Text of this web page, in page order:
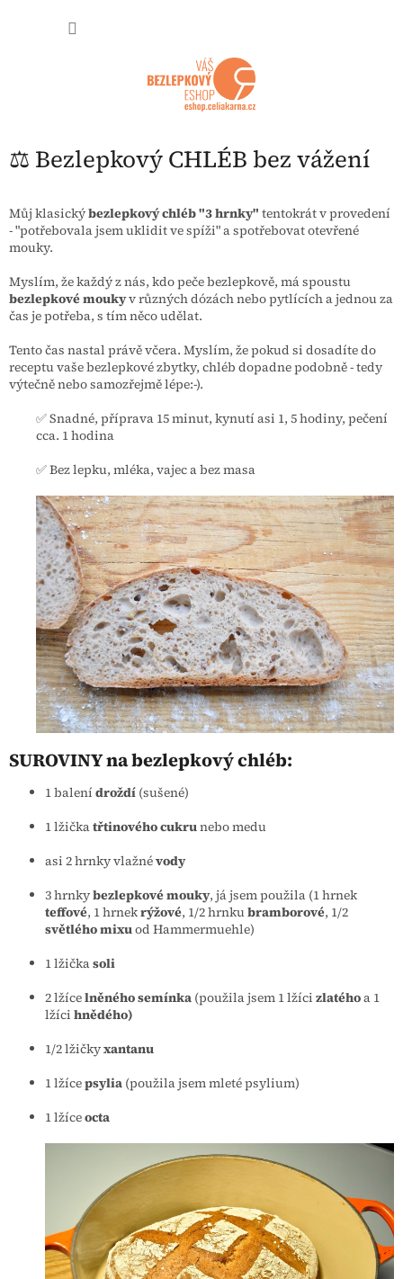
⚖️ Bezlepkový CHLÉB bez vážení
Můj klasickýbezlepkový chléb "3 hrnky" tentokrát v provedení
- "potřebovala jsem uklidit ve spíži" a spotřebovat otevřené
mouky.
Myslím, že každý z nás, kdo peče bezlepkově, má spoustu
bezlepkové moukyv různých dózách nebo pytlících a jednou za
čas je potřeba, s tím něco udělat.
Tento čas nastal právě včera. Myslím, že pokud si dosadíte do
receptu vaše bezlepkové zbytky, chléb dopadne podobně - tedy
výtečně nebo samozřejmě lépe:-).
✅ Snadné, příprava 15 minut, kynutí asi 1, 5 hodiny, pečení
cca. 1 hodina
✅ Bez lepku, mléka, vajec a bez masa
SUROVINY na bezlepkový chléb:
1 balení droždí (sušené)
1 lžičkatřtinového cukrunebo medu
asi 2 hrnky vlažnévody
3 hrnkybezlepkové mouky, já jsem použila (1 hrnek
teffové, 1 hrnekrýžové, 1/2 hrnkubramborové, 1/2
světlého mixuod Hammermuehle)
1 lžičkasoli
2 lžícelněného semínka (použila jsem 1 lžíci zlatéhoa 1
lžíci hnědého)
1/2 lžičkyxantanu
1 lžícepsylia (použila jsem mleté psylium)
1 lžíceocta